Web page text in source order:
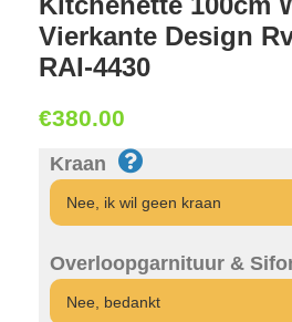
Vierkante Design
RAI-4430
€380.00
Kraan
Overloopgarnituur &